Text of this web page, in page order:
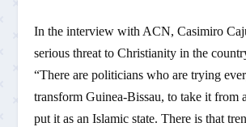
In the interview with ACN, Casimiro
serious threat to Christianity in the
“There are politicians who are trying
transform Guinea-Bissau, to take it from
put it as an Islamic state. There is that